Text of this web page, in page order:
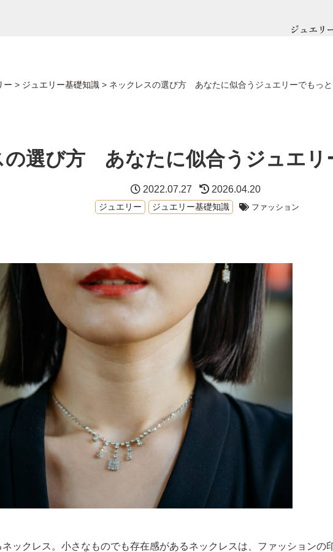
ジュエリ
せ
ー > ジュエリー基礎知識 > ネックレスの選び方 あなたに似合うジュエリーでもっ
の選び方 あなたに似合うジュエリ
2022.07.27 2026.04.20
ジュエリー ジュエリー基礎知識 ファッション
ックレス。小さなものでも存在感があるネックレスは、ファッションの